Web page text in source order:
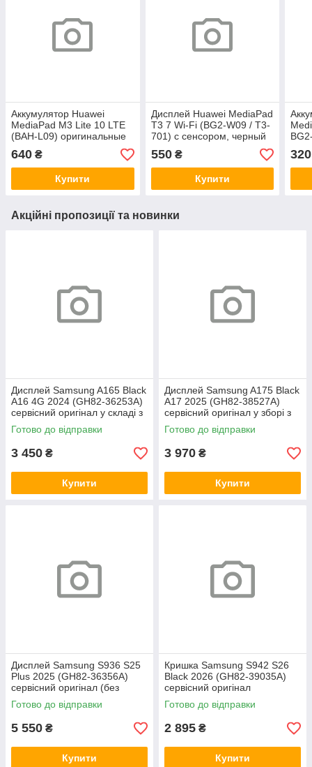
Аккумулятор Huawei
MediaPad M3 Lite 10 LTE
(BAH-L09) оригинальные
640 ₴
Купити
Дисплей Huawei MediaPad
T3 7 Wi-Fi (BG2-W09 / T3-
701) с сенсором, черный
комплектующие)
550₴
Купити
320
Акційні пропозиції та новинки
Дисплей Samsung A165 Black
A16 4G 2024 (GH82-36253A)
сервісний оригінал у складі з
рамкою
Готово до відправки
3 450 ₴
Купити
Дисплей Samsung A175 Black
A17 2025 (GH82-38527A)
сервісний оригінал у зборі з
рамкою
Готово до відправки
3 970 ₴
Купити
Дисплей Samsung S936 S25
Plus 2025 (GH82-36356A)
сервісний оригінал (без
рамки)
Готово до відправки
5 550 ₴
Купити
Кришка Samsung S942 S26
Black 2026 (GH82-39035A)
сервісний оригінал
Готово до відправки
2 895 ₴
Купити